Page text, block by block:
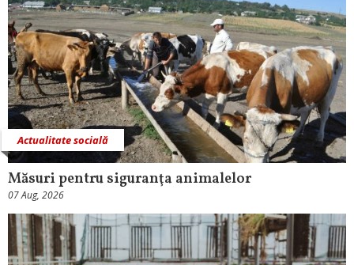
Actualitate socială
Măsuri pentru siguranţa animalelor
07 Aug, 2026